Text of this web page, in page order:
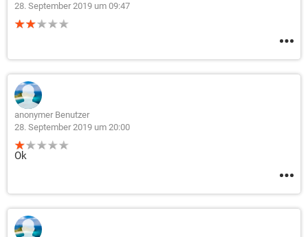
28. September 2019 um 09:47
anonymer Benutzer
28. September 2019 um 20:00
Ok